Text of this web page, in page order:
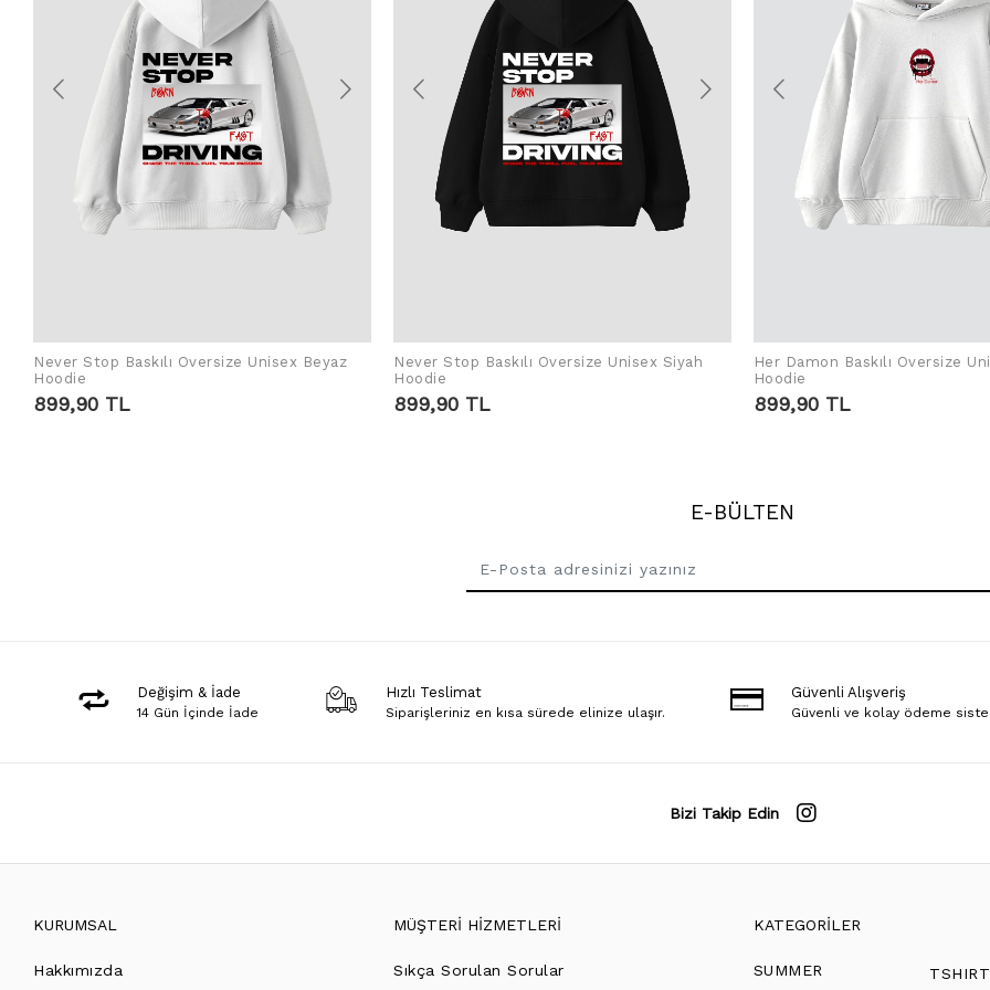
Never Stop Baskılı Oversize Unisex Beyaz
Hoodie
899,90 TL
Never Stop Baskılı Oversize Unisex Siyah
Hoodie
899,90 TL
Her Damon Baskılı Oversize
Hoodie
899,90 TL
E-BÜLTEN
Değişim & İade
14 Gün İçinde İade
Hızlı Teslimat
Siparişleriniz en kısa sürede elinize ulaşır.
Güvenli Alışveriş
Güvenli ve kolay ödeme
Bizi Takip Edin
KURUMSAL
Hakkımızda
MÜŞTERİ HİZMETLERİ
Sıkça Sorulan Sorular
KATEGORİLER
SUMMER TSHIRT